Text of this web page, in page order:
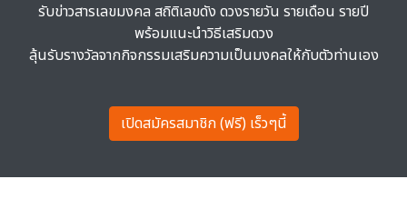
รับข่าวสารเลขมงคล สถิติเลขดัง ดวงรายวัน รายเดือน รายปี
พร้อมแนะนำวิธีเสริมดวง
ลุ้นรับรางวัลจากกิจกรรมเสริมความเป็นมงคลให้กับตัวท่านเอง
เปิดสมัครสมาชิก (ฟรี) เร็วๆนี้